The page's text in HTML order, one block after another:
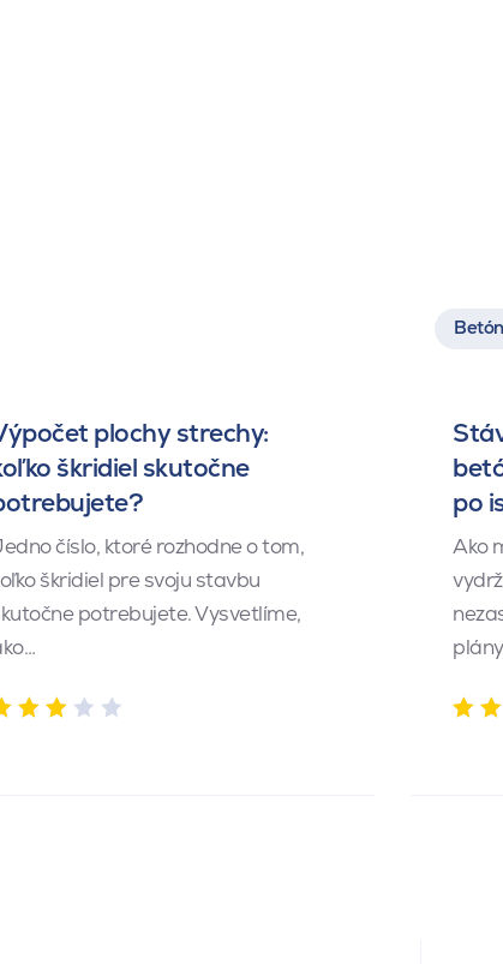
plochy strechy:
škridiel skutočne
číslo, ktoré rozhodne o tom,
škridiel pre svoju stavbu
potrebujete. Vysvetlíme,
po
Ako